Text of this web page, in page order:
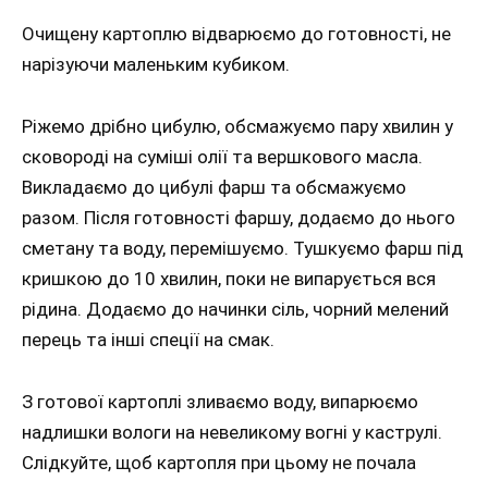
Очищену картоплю відварюємо до готовності, не
нарізуючи маленьким кубиком.
Ріжемо дрібно цибулю, обсмажуємо пару хвилин у
сковороді на суміші олії та вершкового масла.
Викладаємо до цибулі фарш та обсмажуємо
разом. Після готовності фаршу, додаємо до нього
сметану та воду, перемішуємо. Тушкуємо фарш під
кришкою до 10 хвилин, поки не випарується вся
рідина. Додаємо до начинки сіль, чорний мелений
перець та інші спеції на смак.
З готової картоплі зливаємо воду, випарюємо
надлишки вологи на невеликому вогні у каструлі.
Слідкуйте, щоб картопля при цьому не почала